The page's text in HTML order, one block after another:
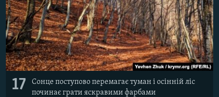
17
Сонце поступово перемагає туман і осінній ліс
починає грати яскравими фарбами